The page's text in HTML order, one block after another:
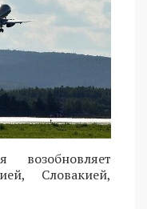
Словакией,